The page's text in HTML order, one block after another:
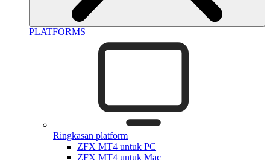
PLATFORMS
Ringkasan platform
ZFX MT4 untuk PC
ZFX MT4 untuk Mac